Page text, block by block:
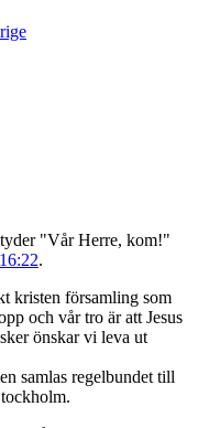
"Vår Herre, kom!"
.
kristen församling som
och vår tro är att Jesus
önskar vi leva ut
samlas regelbundet till